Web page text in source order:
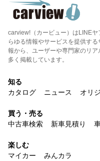
carview!（カービュー）はLINE
らゆる情報やサービスを提供す
報から、ユーザーや専門家のリ
多く掲載しています。
知る
カタログ
ニュース オリ
買う・売る
中古車検索
新車見積り
楽しむ
マイカー
みんカラ